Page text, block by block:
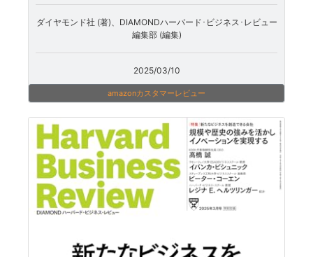
ダイヤモンド社 (著)、DIAMONDハーバード･ビジネス･レビュー
編集部 (編集)
2025/03/10
amazonカスタマーレビュー